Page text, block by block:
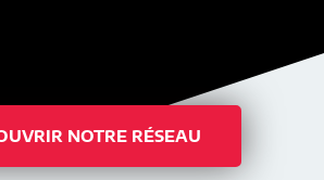
NOTRE RÉSEAU